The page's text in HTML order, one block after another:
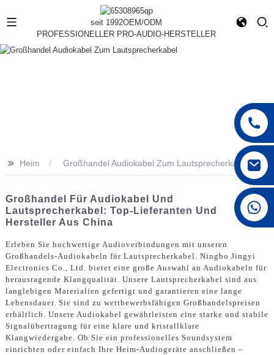
seit 1992OEM/ODM
PROFESSIONELLER PRO-AUDIO-HERSTELLER
+86 15168592711
>> Heim Großhandel Audiokabel Zum Lautsprecherkabel
Großhandel Für Audiokabel Und
Lautsprecherkabel: Top-Lieferanten Und
Hersteller Aus China
Erleben Sie hochwertige Audioverbindungen mit unseren
Großhandels-Audiokabeln für Lautsprecherkabel. Ningbo Jingyi
Electronics Co., Ltd. bietet eine große Auswahl an Audiokabeln für
herausragende Klangqualität. Unsere Lautsprecherkabel sind aus
langlebigen Materialien gefertigt und garantieren eine lange
Lebensdauer. Sie sind zu wettbewerbsfähigen Großhandelspreisen
erhältlich. Unsere Audiokabel gewährleisten eine starke und stabile
Signalübertragung für eine klare und kristallklare
Klangwiedergabe. Ob Sie ein professionelles Soundsystem
einrichten oder einfach Ihre Heim-Audiogeräte anschließen –